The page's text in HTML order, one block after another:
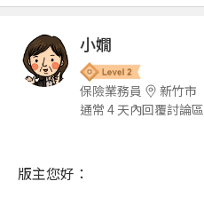
小嫺
保險業務員
新竹市
通常 4 天內回覆討論區
版主您好：